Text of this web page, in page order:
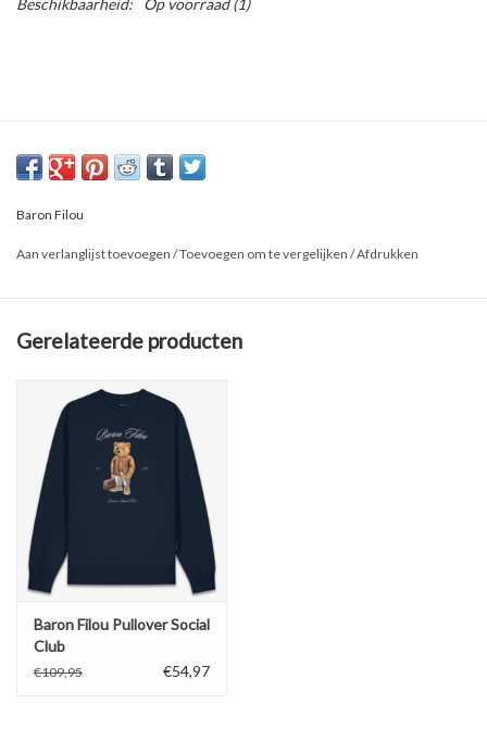
Beschikbaarheid:
Op voorraad(1)
Baron Filou
Aan verlanglijst toevoegen /Toevoegen om te vergelijken /Afdrukken
Gerelateerde producten
Baron Filou Pullover Social
Club
€109,95 €54,97